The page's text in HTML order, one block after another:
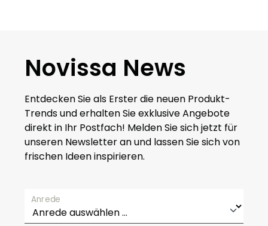
Novissa News
Entdecken Sie als Erster die neuen Produkt-
Trends und erhalten Sie exklusive Angebote
direkt in Ihr Postfach! Melden Sie sich jetzt für
unseren Newsletter an und lassen Sie sich von
frischen Ideen inspirieren.
Anrede